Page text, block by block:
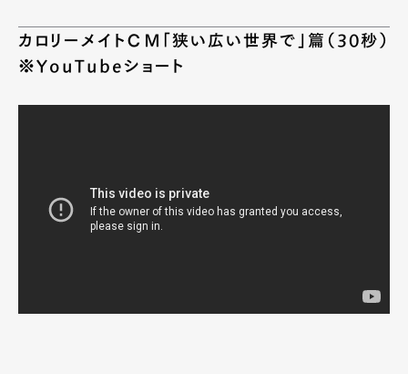
カロリーメイトＣＭ「狭い広い世界で」篇（30秒）
※YouTubeショート